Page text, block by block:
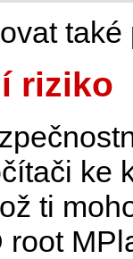
riziko
ke
ti
root